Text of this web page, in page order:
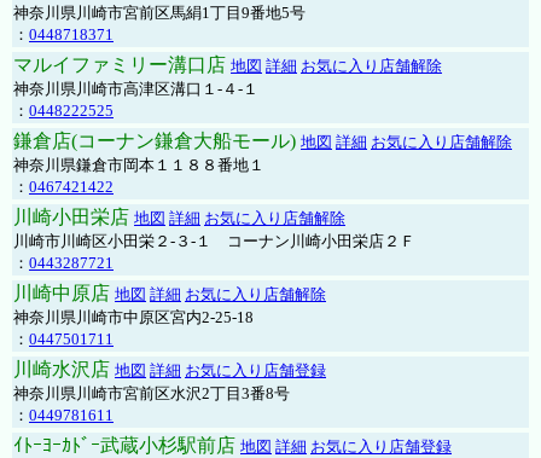
神奈川県川崎市宮前区馬絹1丁目9番地5号
： 0448718371
マルイファミリー溝口店 地図 詳細 お気に入り店舗解除
神奈川県川崎市高津区溝口１-４-１
： 0448222525
鎌倉店(コーナン鎌倉大船モール) 地図 詳細 お気に入り店舗解除
神奈川県鎌倉市岡本１１８８番地１
： 0467421422
川崎小田栄店 地図 詳細 お気に入り店舗解除
川崎市川崎区小田栄２‐３‐１ コーナン川崎小田栄店２Ｆ
： 0443287721
川崎中原店 地図 詳細 お気に入り店舗解除
神奈川県川崎市中原区宮内2-25-18
： 0447501711
川崎水沢店 地図 詳細 お気に入り店舗登録
神奈川県川崎市宮前区水沢2丁目3番8号
： 0449781611
ｲﾄｰﾖｰｶﾄﾞｰ武蔵小杉駅前店 地図 詳細 お気に入り店舗登録